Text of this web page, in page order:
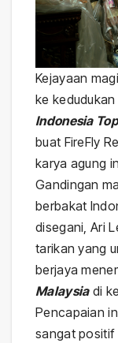
Kejayaan
ke
Indonesia
buat FireFly
karya agung
Gandingan
berbakat
disegani, Ari
tarikan yang
berjaya
Malaysiadi
Pencapaian
sangat positif